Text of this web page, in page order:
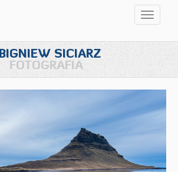
SICIARZ
FOTOGRAFIA